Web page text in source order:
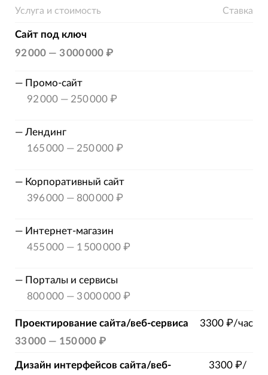
Услуга и стоимость Ставка
Сайт под ключ
92 000— 3 000 000 ₽
— Промо-сайт
92 000— 250 000 ₽
— Лендинг
165 000— 250 000 ₽
— Корпоративный сайт
396 000— 800 000 ₽
— Интернет-магазин
455 000— 1 500 000 ₽
— Порталы и сервисы
800 000— 3 000 000 ₽
Проектирование сайта/веб-сервиса
3300 ₽/час
33 000— 150 000 ₽
Дизайн интерфейсов сайта/веб-
3300 ₽/